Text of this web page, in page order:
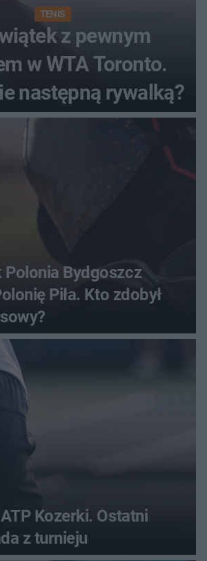
TENIS
z pewnym
w WTA Toronto.
następną rywalką?
Bydgoszcz
Piła. Kto zdobył
Kozerki. Ostatni
z turnieju